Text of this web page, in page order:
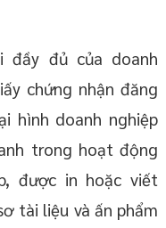
đầy đủ của doanh
chứng nhận đăng
hình doanh nghiệp
trong hoạt động
được in hoặc viết
tài liệu và ấn phẩm